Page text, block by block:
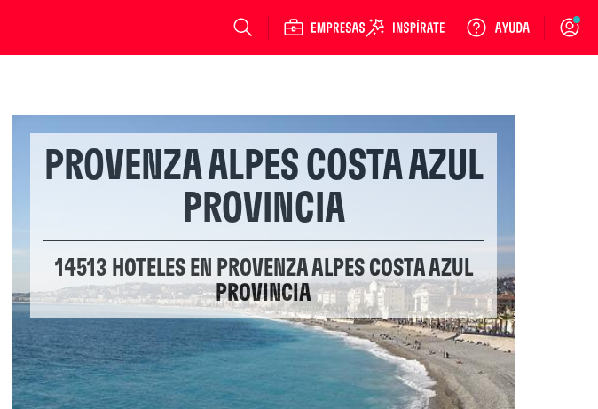
Login
PROVENZA ALPES COSTA AZUL
PROVINCIA
14513 HOTELES EN PROVENZA ALPES COSTA AZUL
PROVINCIA